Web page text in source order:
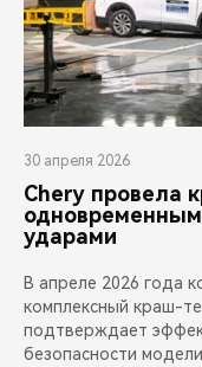
30 апреля 2026
Chery провела
ударами
В апреле 2026 года
комплексный краш-
подтверждает
безопасности